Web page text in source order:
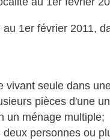
1er février 2011,
seule dans
pièces d'une
un ménage multiple;
personnes ou